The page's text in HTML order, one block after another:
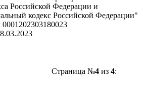
Российской Федерации и
кодекс Российской Федерации"
0001202303180023
Страница №4из 4: